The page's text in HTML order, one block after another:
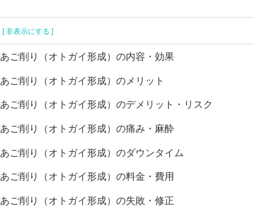
[ 非表示にする ]
あご削り（オトガイ形成）の内容・効果
あご削り（オトガイ形成）のメリット
あご削り（オトガイ形成）のデメリット・リスク
あご削り（オトガイ形成）の痛み・麻酔
あご削り（オトガイ形成）のダウンタイム
あご削り（オトガイ形成）の料金・費用
あご削り（オトガイ形成）の失敗・修正